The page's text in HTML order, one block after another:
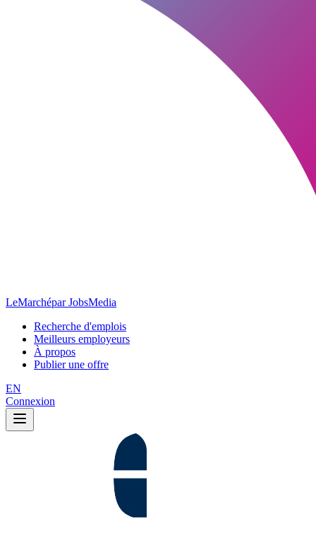
LeMarchépar JobsMedia
Recherche d'emplois
Meilleurs employeurs
À propos
Publier une offre
EN
Connexion